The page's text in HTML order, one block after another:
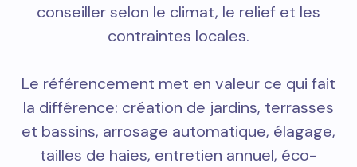
conseiller selon le climat, le relief et les
contraintes locales.
Le référencement met en valeur ce qui fait
la différence: création de jardins, terrasses
et bassins, arrosage automatique, élagage,
tailles de haies, entretien annuel, éco-